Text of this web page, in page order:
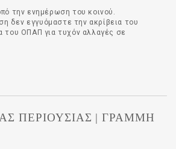
την ενημέρωση του κοινού.
δεν εγγυόμαστε την ακρίβεια του
του ΟΠΑΠ για τυχόν αλλαγές σε
ΠΕΡΙΟΥΣΙΑΣ | ΓΡΑΜΜΗ